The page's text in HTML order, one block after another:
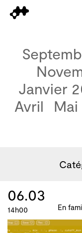
Janvier
Avril
Mai
06.03
14h00